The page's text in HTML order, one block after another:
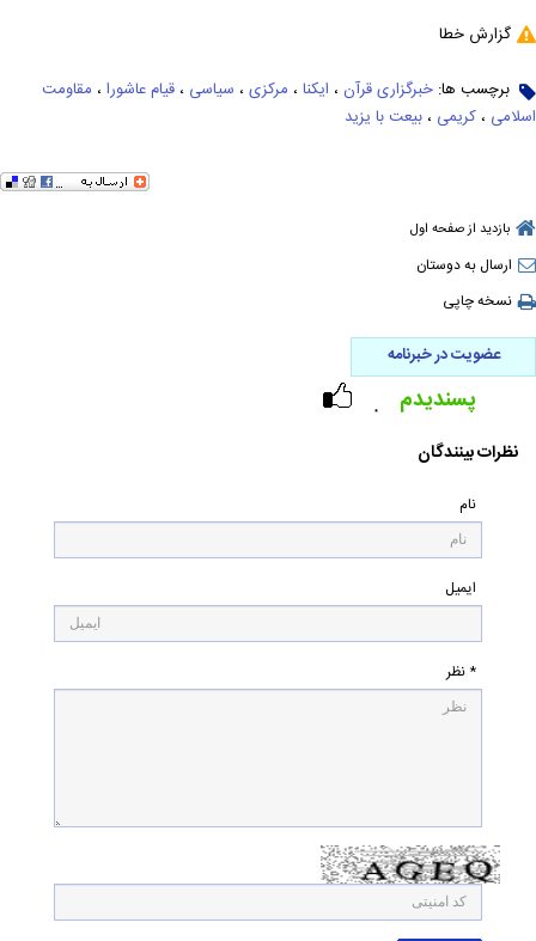
گزارش خطا
برچسب ها: خبرگزاری قرآن ، ایکنا ، مرکزی ، سیاسی ، قیام عاشورا ، مقاومت
اسلامی ، کریمی ، بیعت با یزید
بازدید از صفحه اول
ارسال به دوستان
نسخه چاپی
عضویت در خبرنامه
۰ پسندیدم
نظرات بینندگان
نام
ایمیل
* نظر